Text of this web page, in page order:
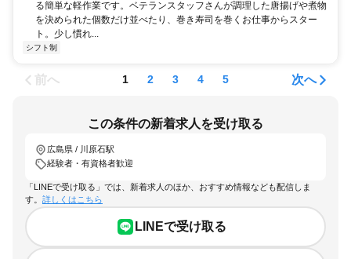
る簡単な軽作業です。ベテランスタッフさんが調理した唐揚げや煮物
を決められた個数だけ並べたり、巻き寿司を巻くお仕事からスター
ト。少し慣れ...
シフト制
前へ 1 2 3 4 5 次へ
この条件の新着求人を受け取る
広島県 / 川原石駅
経験者・有資格者歓迎
「LINEで受け取る」では、新着求人のほか、おすすめ情報なども配信しま
す。 詳しくはこちら
LINEで受け取る